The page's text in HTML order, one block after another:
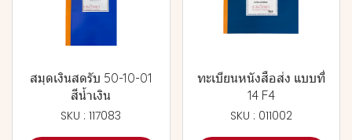
สมุดเงินสดรับ 50-10-01
สีน้ำเงิน
SKU : 117083
ทะเบียนหนังสือส่ง แบบที่
14 F4
SKU : 011002